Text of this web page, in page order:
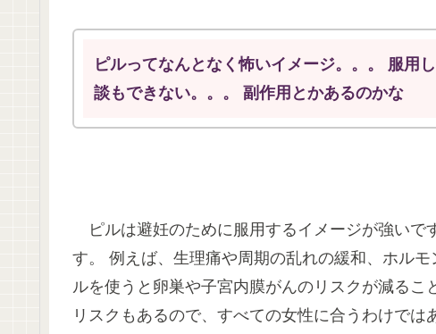
ピルってなんとなく怖いイメージ。。。 服用
談もできない。。。 副作用とかあるのかな
ピルは避妊のために服用するイメージが強いで
す。 例えば、生理痛や周期の乱れの緩和、ホル
ルを使うと卵巣や子宮内膜がんのリスクが減る
リスクもあるので、すべての女性に合うわけで